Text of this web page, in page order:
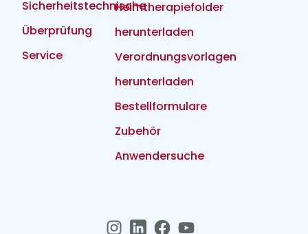
Sicherheitstechnische
Überprüfung
Service
Heimtherapiefolder
herunterladen
Verordnungsvorlagen
herunterladen
Bestellformulare
Zubehör
Anwendersuche